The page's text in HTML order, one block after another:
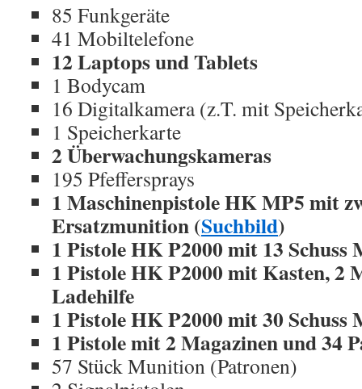
85 Funkgeräte
41 Mobiltelefone
12 Laptops und Tablets
1 Bodycam
16 Digitalkamera (z.T. mit
1 Speicherkarte
2 Überwachungskameras
195 Pfeffersprays
1 Maschinenpistole HK MP5 mit
Ersatzmunition (Suchbild)
1 Pistole HK P2000 mit 13 Schuss
1 Pistole HK P2000 mit Kasten, 2
Ladehilfe
1 Pistole HK P2000 mit 30 Schuss
1 Pistole mit 2 Magazinen und 34
57 Stück Munition (Patronen)